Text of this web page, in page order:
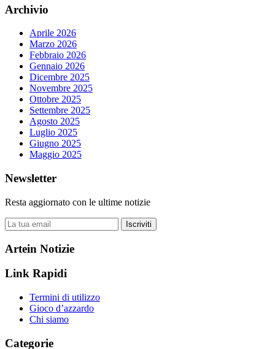
Archivio
Aprile 2026
Marzo 2026
Febbraio 2026
Gennaio 2026
Dicembre 2025
Novembre 2025
Ottobre 2025
Settembre 2025
Agosto 2025
Luglio 2025
Giugno 2025
Maggio 2025
Newsletter
Resta aggiornato con le ultime notizie
Iscriviti
Artein Notizie
Link Rapidi
Termini di utilizzo
Gioco d’azzardo
Chi siamo
Categorie